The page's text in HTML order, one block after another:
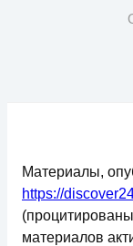
Материалы,
https://
материалов